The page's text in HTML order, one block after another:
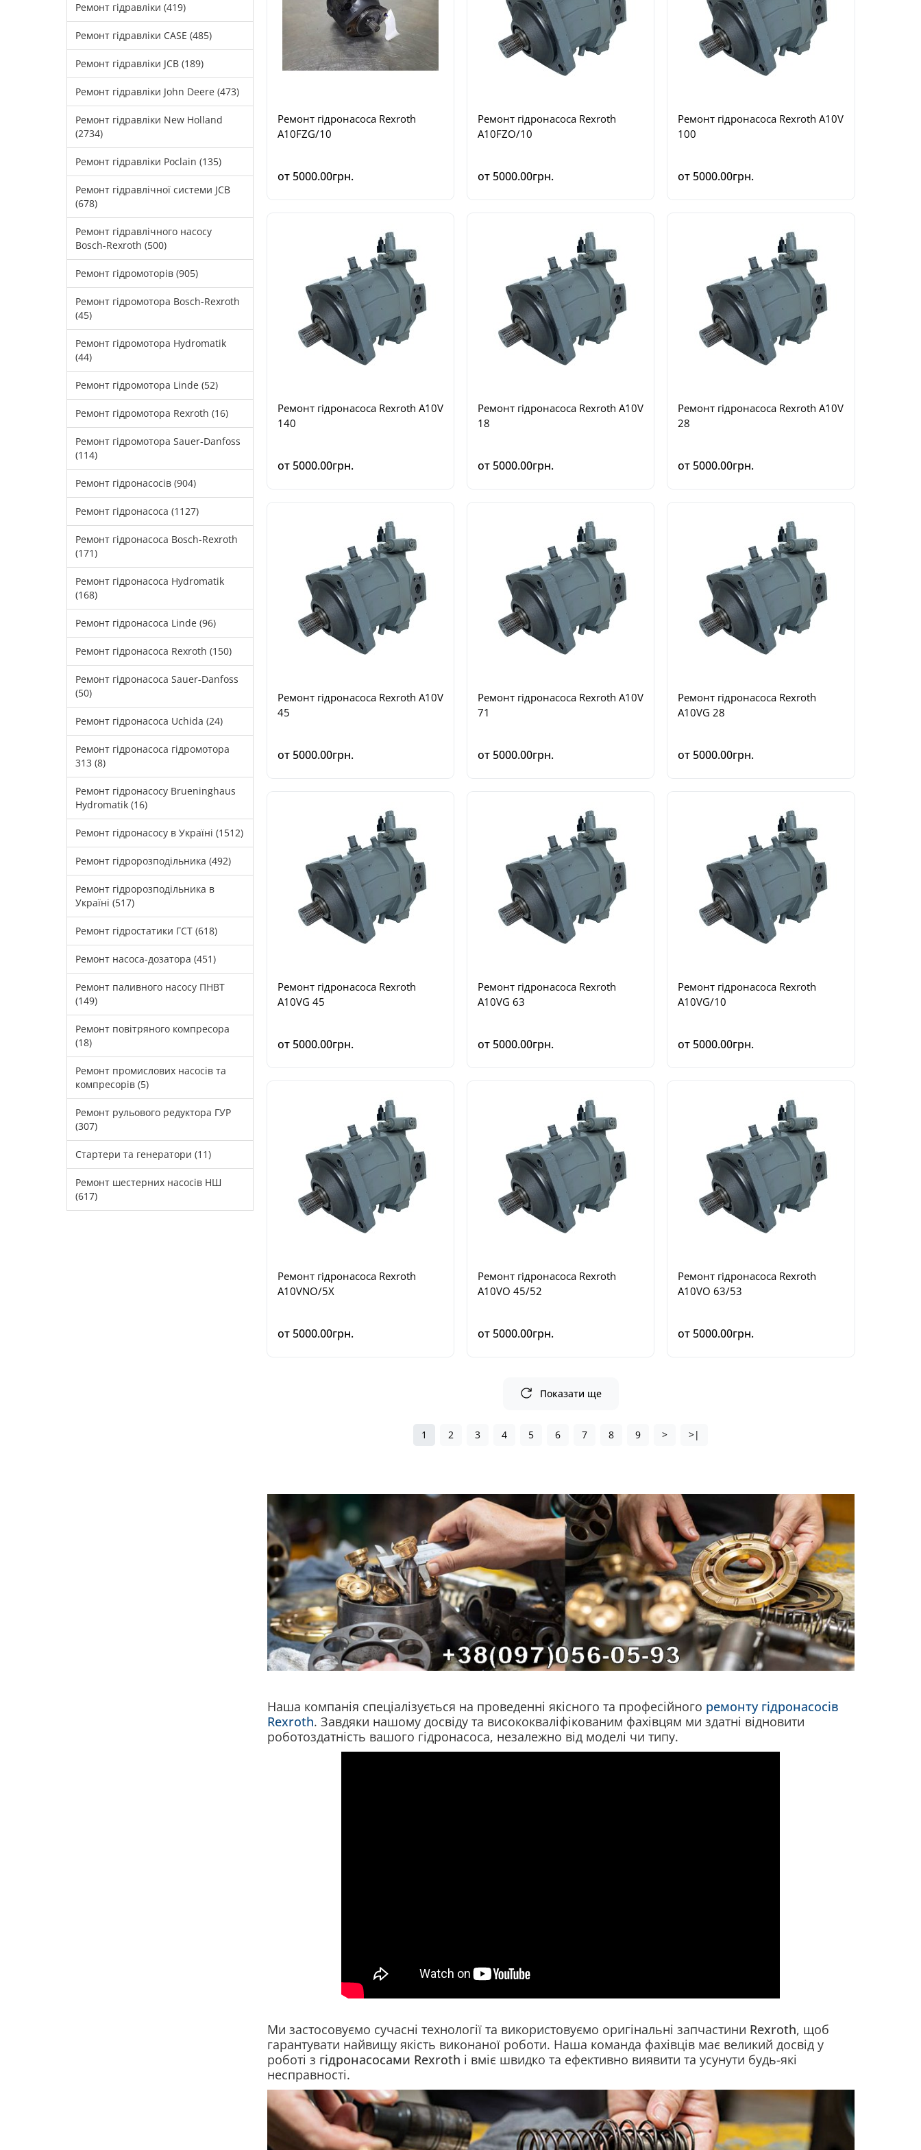
Ремонт гідравліки (419)
Ремонт гідравліки CASE (485)
Ремонт гідравліки JCB (189)
Ремонт гідравліки John Deere (473)
Ремонт гідравліки New Holland
(2734)
Ремонт гідравліки Poclain (135)
Ремонт гідравлічної системи JCB
(678)
Ремонт гідравлічного насосу
Bosch-Rexroth (500)
Ремонт гідромоторів (905)
Ремонт гідромотора Bosch-Rexroth
(45)
Ремонт гідромотора Hydromatik
(44)
Ремонт гідромотора Linde (52)
Ремонт гідромотора Rexroth (16)
Ремонт гідромотора Sauer-Danfoss
(114)
Ремонт гідронасосів (904)
Ремонт гідронасоса (1127)
Ремонт гідронасоса Bosch-Rexroth
(171)
Ремонт гідронасоса Hydromatik
(168)
Ремонт гідронасоса Linde (96)
Ремонт гідронасоса Rexroth (150)
Ремонт гідронасоса Sauer-Danfoss
(50)
Ремонт гідронасоса Uchida (24)
Ремонт гідронасоса гідромотора
313 (8)
Ремонт гідронасосу Brueninghaus
Hydromatik (16)
Ремонт гідронасосу в Україні (1512)
Ремонт гідророзподільника (492)
Ремонт гідророзподільника в
Україні (517)
Ремонт гідростатики ГСТ (618)
Ремонт насоса-дозатора (451)
Ремонт паливного насосу ПНВТ
(149)
Ремонт повітряного компресора
(18)
Ремонт промислових насосів та
компресорів (5)
Ремонт рульового редуктора ГУР
(307)
Стартери та генератори (11)
Ремонт шестерних насосів НШ
(617)
Ремонт гідронасоса Rexroth
A10FZG/10
от 5000.00грн.
Ремонт гідронасоса Rexroth
A10FZO/10
от 5000.00грн.
Ремонт гідронасоса Rexroth A10V
100
от 5000.00грн.
Ремонт гідронасоса Rexroth A10V
140
от 5000.00грн.
Ремонт гідронасоса Rexroth A10V
18
от 5000.00грн.
Ремонт гідронасоса Rexroth A10V
28
от 5000.00грн.
Ремонт гідронасоса Rexroth A10V
45
от 5000.00грн.
Ремонт гідронасоса Rexroth A10V
71
от 5000.00грн.
Ремонт гідронасоса Rexroth
A10VG 28
от 5000.00грн.
Ремонт гідронасоса Rexroth
A10VG 45
от 5000.00грн.
Ремонт гідронасоса Rexroth
A10VG 63
от 5000.00грн.
Ремонт гідронасоса Rexroth
A10VG/10
от 5000.00грн.
Ремонт гідронасоса Rexroth
A10VNO/5X
от 5000.00грн.
Ремонт гідронасоса Rexroth
A10VO 45/52
от 5000.00грн.
Ремонт гідронасоса Rexroth
A10VO 63/53
от 5000.00грн.
Показати ще
1 2 3 4 5 6 7 8 9 > >|
Наша компанія спеціалізується на проведенні якісного та професійного ремонту гідронасосів
Rexroth. Завдяки нашому досвіду та висококваліфікованим фахівцям ми здатні відновити
роботоздатність вашого гідронасоса, незалежно від моделі чи типу.
Ми застосовуємо сучасні технології та використовуємо оригінальні запчастини Rexroth, щоб
гарантувати найвищу якість виконаної роботи. Наша команда фахівців має великий досвід у
роботі з гідронасосами Rexroth і вміє швидко та ефективно виявити та усунути будь-які
несправності.